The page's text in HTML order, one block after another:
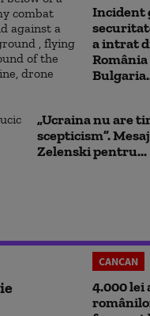
Incident
a intrat
„Ucraina nu are
scepticism”.
Zelenski pentru...
CANCAN
4.000